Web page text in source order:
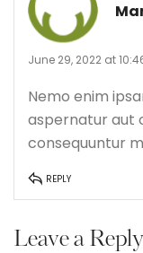
June 29, 2022 at
Nemo enim
aspernatur aut
consequuntur
REPLY
Leave a Reply